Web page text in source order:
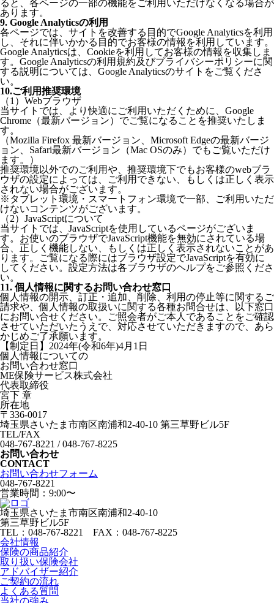
ると、各ページの一部の機能をご利用いただけなくなる場合が
あります。
9. Google Analyticsの利用
各ページでは、サイトを改善する目的でGoogle Analyticsを利用
し、それに伴いかかる目的でお客様の情報を利用しています。
Google Analyticsは、Cookieを利用してお客様の情報を収集しま
す。Google Analyticsの利用規約及びプライバシーポリシーに関
する説明については、Google Analyticsのサイトをご覧くださ
い。
10.ご利用推奨環境
（1）Webブラウザ
当サイトでは、より快適にご利用いただくために、Google
Chrome（最新バージョン）でご覧になることを推奨いたしま
す。
（Mozilla Firefox 最新バージョン、Microsoft Edgeの最新バージ
ョン、Safari最新バージョン（Mac OSのみ）でもご覧いただけ
ます。）
推奨環境以外でのご利用や、推奨環境下でもお客様のwebブラ
ウザの設定によっては、ご利用できない、もしくは正しく表示
されない場合がございます。
※タブレット環境・スマートフォン環境で一部、ご利用いただ
けないコンテンツがございます。
（2）JavaScriptについて
当サイトでは、JavaScriptを使用しているページがございま
す。お使いのブラウザでJavaScript機能を無効にされている場
合、正しく機能しない、もしくは正しく表示されないことがあ
ります。ご覧になる際にはブラウザ設定でJavaScriptを有効に
してください。設定方法は各ブラウザのヘルプをご参照くださ
い。
11. 個人情報に関するお問い合わせ窓口
個人情報の開示、訂正・追加、削除、利用の停止等に関するご
請求や、個人情報の取扱いに関する各種お問合せは、以下窓口
にお問い合せください。ご照会者がご本人であることをご確認
させていただいたうえで、対応させていただきますので、あら
かじめご了承願います。
【制定日】2024年(令和6年)4月1日
個人情報についての
お問い合わせ窓口
ME保険サービス株式会社
代表取締役
宮下 章
所在地
〒336-0017
埼玉県さいたま市南区南浦和2-40-10 第三草野ビル5F
TEL/FAX
048-767-8221 / 048-767-8225
お問い合わせ
CONTACT
お問い合わせフォーム
048-767-8221
営業時間：9:00〜
埼玉県さいたま市南区南浦和2-40-10
第三草野ビル5F
TEL：048-767-8221 FAX：048-767-8225
会社情報
保険の商品紹介
取り扱い保険会社
アドバイザー紹介
ご契約の流れ
よくある質問
当社の強み